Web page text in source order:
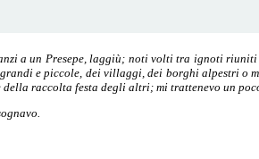
a un Presepe, laggiù; noti volti tra ignoti
e piccole, dei villaggi, dei borghi alpestri o
raccolta festa degli altri; mi trattenevo un